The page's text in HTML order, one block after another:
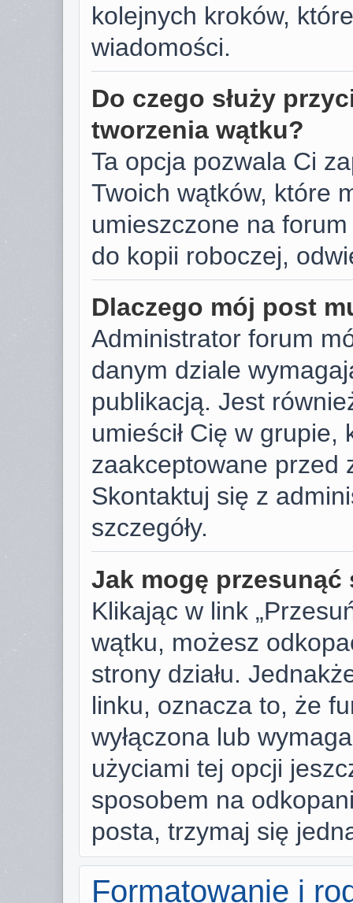
kolejnych kroków,
wiadomości.
Do czego służy
tworzenia wątku?
Ta opcja pozwala Ci
Twoich wątków, które
umieszczone na
do kopii roboczej,
Dlaczego mój post
Administrator forum
danym dziale
publikacją. Jest
umieścił Cię w
zaakceptowane przed
Skontaktuj się z
szczegóły.
Jak mogę
Klikając w link
wątku, możesz
strony działu.
linku, oznacza to, że
wyłączona lub
użyciami tej opcji
sposobem na
posta, trzymaj się
Formatowanie i